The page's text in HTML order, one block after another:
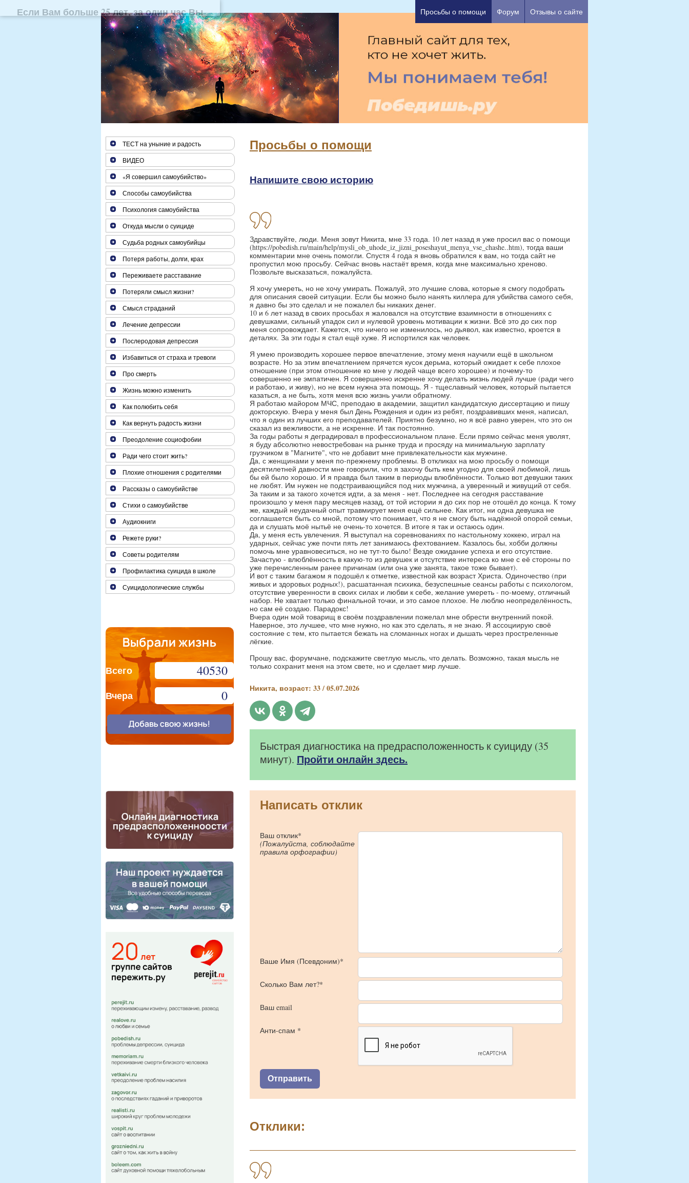
Если Вам больше 25 лет, за один час Вы можете узнать основные причины Вашего душевного состояния.
Просьбы о помощи Форум Отзывы о сайте
Просьбы о помощи
Напишите свою историю
Здравствуйте, люди. Меня зовут Никита, мне 33 года. 10 лет назад я уже просил вас о помощи
(https://pobedish.ru/main/help/mysli_ob_uhode_iz_jizni_poseshayut_menya_vse_chashe..htm), тогда ваши
комментарии мне очень помогли. Спустя 4 года я вновь обратился к вам, но тогда сайт не
пропустил мою просьбу. Сейчас вновь настаёт время, когда мне максимально хреново.
Позвольте высказаться, пожалуйста.
Я хочу умереть, но не хочу умирать. Пожалуй, это лучшие слова, которые я смогу подобрать
для описания своей ситуации. Если бы можно было нанять киллера для убийства самого себя,
я давно бы это сделал и не пожалел бы никаких денег.
10 и 6 лет назад в своих просьбах я жаловался на отсутствие взаимности в отношениях с
девушками, сильный упадок сил и нулевой уровень мотивации к жизни. Всё это до сих пор
меня сопровождает. Кажется, что ничего не изменилось, но дьявол, как известно, кроется в
деталях. За эти годы я стал ещё хуже. Я испортился как человек.
Я умею производить хорошее первое впечатление, этому меня научили ещё в школьном
возрасте. Но за этим впечатлением прячется кусок дерьма, который ожидает к себе плохое
отношение (при этом отношение ко мне у людей чаще всего хорошее) и почему-то
совершенно не эмпатичен. Я совершенно искренне хочу делать жизнь людей лучше (ради чего
и работаю, и живу), но не всем нужна эта помощь. Я - тщеславный человек, который пытается
казаться, а не быть, хотя меня всю жизнь учили обратному.
Я работаю майором МЧС, преподаю в академии, защитил кандидатскую диссертацию и пишу
докторскую. Вчера у меня был День Рождения и один из ребят, поздравивших меня, написал,
что я один из лучших его преподавателей. Приятно безумно, но я всё равно уверен, что это он
сказал из вежливости, а не искренне. И так постоянно.
За годы работы я деградировал в профессиональном плане. Если прямо сейчас меня уволят,
я буду абсолютно невостребован на рынке труда и просяду на минимальную зарплату
грузчиком в "Магните", что не добавит мне привлекательности как мужчине.
Да, с женщинами у меня по-прежнему проблемы. В откликах на мою просьбу о помощи
десятилетней давности мне говорили, что я захочу быть кем угодно для своей любимой, лишь
бы ей было хорошо. И я правда был таким в периоды влюблённости. Только вот девушки таких
не любят. Им нужен не подстраивающийся под них мужчина, а уверенный и живущий от себя.
За таким и за такого хочется идти, а за меня - нет. Последнее на сегодня расставание
произошло у меня пару месяцев назад, от той истории я до сих пор не отошёл до конца. К тому
же, каждый неудачный опыт травмирует меня ещё сильнее. Как итог, ни одна девушка не
соглашается быть со мной, потому что понимает, что я не смогу быть надёжной опорой семьи,
да и слушать моё нытьё не очень-то хочется. В итоге я так и остаюсь один.
Да, у меня есть увлечения. Я выступал на соревнованиях по настольному хоккею, играл на
ударных, сейчас уже почти пять лет занимаюсь фехтованием. Казалось бы, хобби должны
помочь мне уравновеситься, но не тут-то было! Везде ожидание успеха и его отсутствие.
Зачастую - влюблённость в какую-то из девушек и отсутствие интереса ко мне с её стороны по
уже перечисленным ранее причинам (или она уже занята, такое тоже бывает).
И вот с таким багажом я подошёл к отметке, известной как возраст Христа. Одиночество (при
живых и здоровых родных!), расшатанная психика, безуспешные сеансы работы с психологом,
отсутствие уверенности в своих силах и любви к себе, желание умереть - по-моему, отличный
набор. Не хватает только финальной точки, и это самое плохое. Не люблю неопределённость,
но сам её создаю. Парадокс!
Вчера один мой товарищ в своём поздравлении пожелал мне обрести внутренний покой.
Наверное, это лучшее, что мне нужно, но как это сделать, я не знаю. Я ассоциирую своё
состояние с тем, кто пытается бежать на сломанных ногах и дышать через простреленные
лёгкие.
Прошу вас, форумчане, подскажите светлую мысль, что делать. Возможно, такая мысль не
только сохранит меня на этом свете, но и сделает мир лучше.
Никита, возраст: 33 / 05.07.2026
Быстрая диагностика на предрасположенность к суициду (35
минут). Пройти онлайн здесь.
Написать отклик
Ваш отклик*
(Пожалуйста, соблюдайте
правила орфографии)
Ваше Имя (Псевдоним)*
Сколько Вам лет?*
Ваш email
Анти-спам *
Отклики:
ТЕСТ на уныние и радость
ВИДЕО
«Я совершил самоубийство»
Способы самоубийства
Психология самоубийства
Откуда мысли о суициде
Судьба родных самоубийцы
Потеря работы, долги, крах
Переживаете расставание
Потеряли смысл жизни?
Смысл страданий
Лечение депрессии
Послеродовая депрессия
Избавиться от страха и тревоги
Про смерть
Жизнь можно изменить
Как полюбить себя
Как вернуть радость жизни
Преодоление социофобии
Ради чего стоит жить?
Плохие отношения с родителями
Рассказы о самоубийстве
Стихи о самоубийстве
Аудиокниги
Режете руки?
Советы родителям
Профилактика суицида в школе
Суицидологические службы
Всего 40530
Вчера 0